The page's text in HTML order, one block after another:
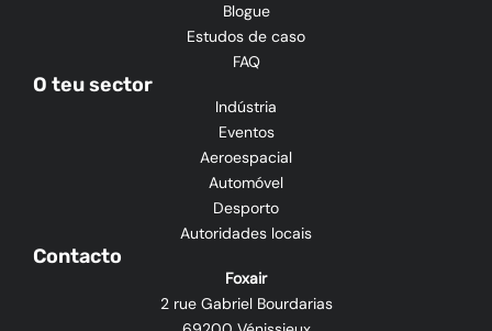
Blogue
Estudos de caso
FAQ
O teu sector
Indústria
Eventos
Aeroespacial
Automóvel
Desporto
Autoridades locais
Contacto
Foxair
2 rue Gabriel Bourdarias